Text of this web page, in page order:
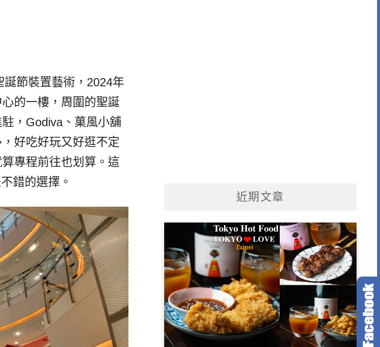
節裝置藝術，2024年
的一樓，周圍的聖誕
，Godiva、菓風小舖
好吃好玩又好逛不定
專程前往也划算。這
錯的選擇。
近期文章